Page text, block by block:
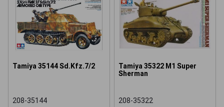
Tamiya 35144 Sd.Kfz.7/2
208-35144
Tamiya 35322 M1 Super
Sherman
208-35322